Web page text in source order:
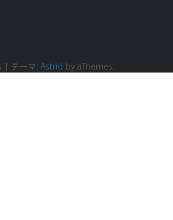
| テーマ: Astrid by aThemes.